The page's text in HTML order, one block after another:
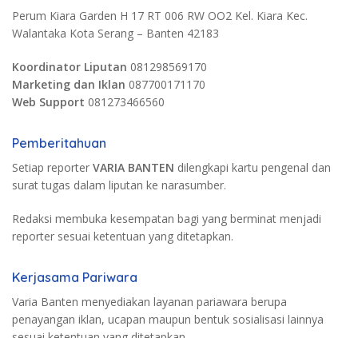
Perum Kiara Garden H 17 RT 006 RW OO2 Kel. Kiara Kec.
Walantaka Kota Serang – Banten 42183
Koordinator Liputan 081298569170
Marketing dan Iklan 087700171170
Web Support 081273466560
Pemberitahuan
Setiap reporter VARIA BANTEN dilengkapi kartu pengenal dan
surat tugas dalam liputan ke narasumber.
Redaksi membuka kesempatan bagi yang berminat menjadi
reporter sesuai ketentuan yang ditetapkan.
Kerjasama Pariwara
Varia Banten menyediakan layanan pariawara berupa
penayangan iklan, ucapan maupun bentuk sosialisasi lainnya